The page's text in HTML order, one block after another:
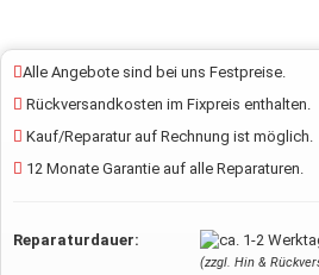
Alle Angebote sind bei uns Festpreise.
Rückversandkosten im Fixpreis enthalten.
Kauf/Reparatur auf Rechnung ist möglich.
12 Monate Garantie auf alle Reparaturen.
Reparaturdauer:
(zzgl. Hin &